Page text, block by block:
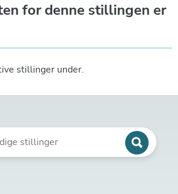
for denne stillingen er
stillinger under.